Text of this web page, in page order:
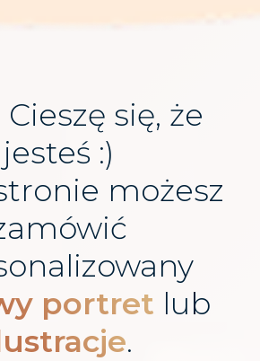
się, że
jesteś :)
możesz
portret lub
.